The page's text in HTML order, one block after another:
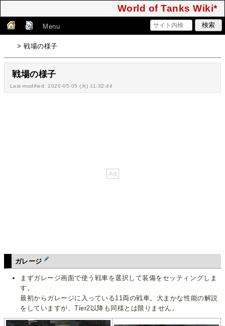
World of Tanks Wiki*
Menu
> 戦場の様子
戦場の様子
Last-modified: 2020-05-05 (火) 11:32:44
ガレージ
まずガレージ画面で使う戦車を選択して装備をセッティングしま
す。
最初からガレージに入っている11両の戦車。大まかな性能の解説
をしていますが、Tier2以降も同様とは限りません。